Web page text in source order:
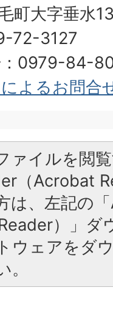
町大字垂水
72-3127
：0979-84-
よるお問合
ァイルを閲
（Acrobat
は、左記の
）」ダ
ウェアをダ